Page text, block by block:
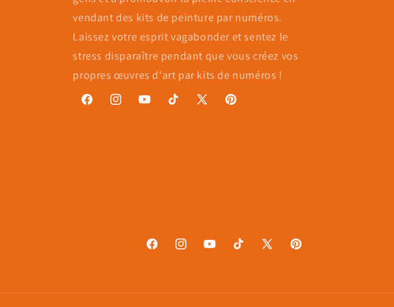
vendant des kits de peinture par numéros.
Laissez votre esprit vagabonder et sentez le
stress disparaître pendant que vous créez vos
propres œuvres d'art par kits de numéros !
FacebookInstagramYouTubeTikTok
X
Pinterest
FacebookInstagramYouTubeTikTok
X
Pinterest